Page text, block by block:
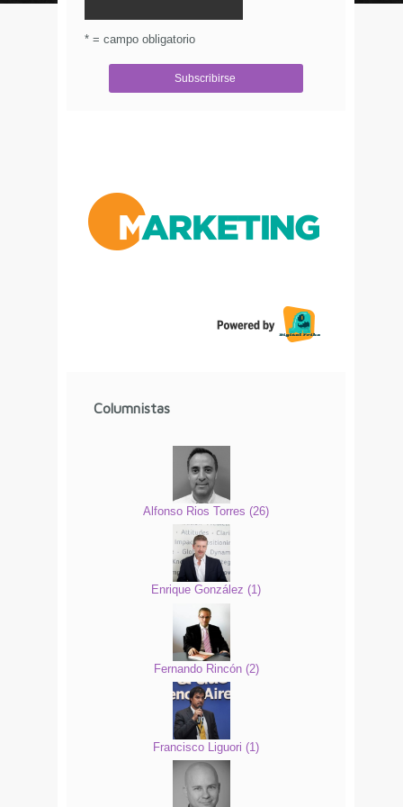
* = campo obligatorio
Columnistas
Alfonso Rios Torres (26)
Enrique González (1)
Fernando Rincón (2)
Francisco Liguori (1 )
© Circulo Marketing 2016. Todos los derechos
reservados.
Aviso de Privacidad